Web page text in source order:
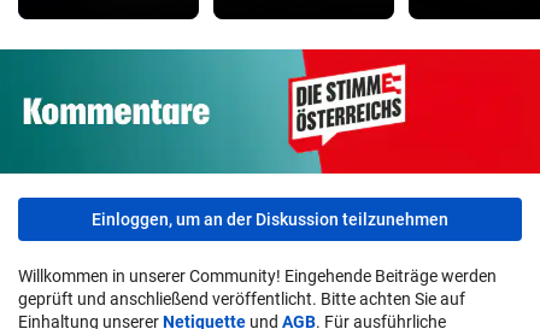
Einloggen, um an der Diskussion teilzunehmen
Willkommen in unserer Community! Eingehende Beiträge werden
geprüft und anschließend veröffentlicht. Bitte achten Sie auf
Einhaltung unsererNetiquette und AGB. Für ausführliche